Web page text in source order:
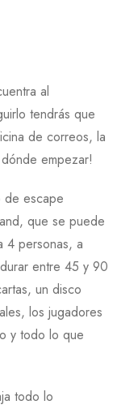
al
tendrás que
de correos, la
empezar!
de escape
que se puede
4 personas, a
entre 45 y 90
un disco
los jugadores
y todo lo que
todo lo